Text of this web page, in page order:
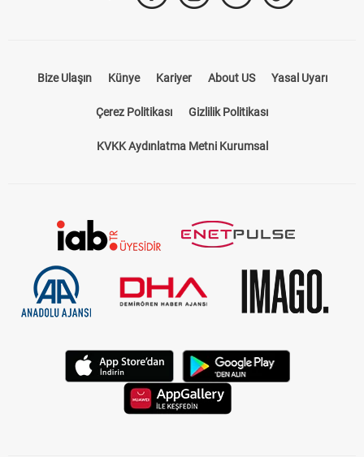
Bize Ulaşın Künye Kariyer About US Yasal Uyarı
Çerez Politikası Gizlilik Politikası
KVKK Aydınlatma Metni Kurumsal